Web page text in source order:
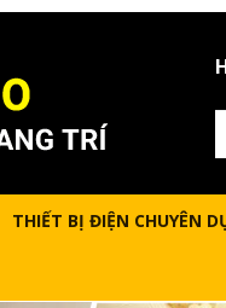
THIẾT BỊ ĐIỆN CHUYÊN